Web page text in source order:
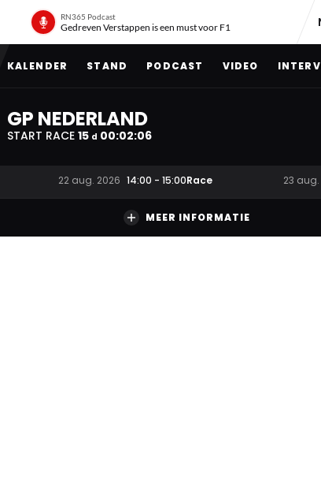
RN365 Podcast
Gedreven Verstappen is een must voor F1
KALENDER STAND PODCAST VIDEO
GP NEDERLAND
START RACE 15 d 00:02:06
22 aug. 2026 14:00 - 15:00Race 23
MEER INFORMATIE